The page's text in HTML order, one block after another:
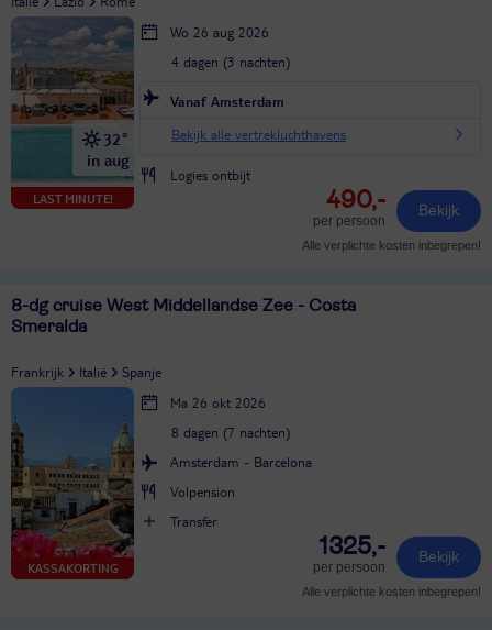
LAST MINUTE!
32°
in aug
Wo 26 aug 2026
4 dagen (3 nachten)
Vanaf Amsterdam
Bekijk alle vertrekluchthavens
Logies ontbijt
490,-
per persoon
Bekijk
Alle verplichte kosten inbegrepen!
8-dg cruise West Middellandse Zee - Costa
Smeralda
Frankrijk Italië Spanje
KASSAKORTING
Ma 26 okt 2026
8 dagen (7 nachten)
Amsterdam - Barcelona
Volpension
Transfer
1325,-
per persoon
Bekijk
Alle verplichte kosten inbegrepen!